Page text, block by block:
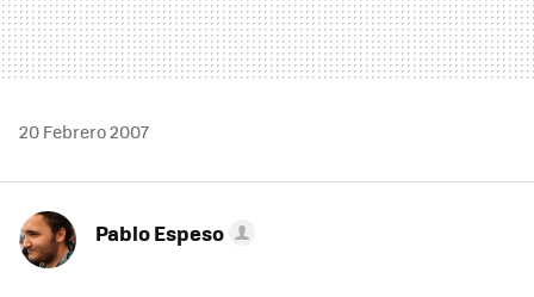
20 Febrero 2007
Pablo Espeso